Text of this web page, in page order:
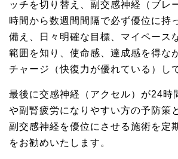
ッチを切り替え、副交感神経（ブレ
時間から数週間間隔で必ず優位に持
備え、日々明確な目標、マイペース
範囲を知り、使命感、達成感を得な
チャージ（快復力が優れている）し
最後に交感神経（アクセル）が24時
や副腎疲労になりやすい方の予防策
副交感神経を優位にさせる施術を定
をお勧めいたします。